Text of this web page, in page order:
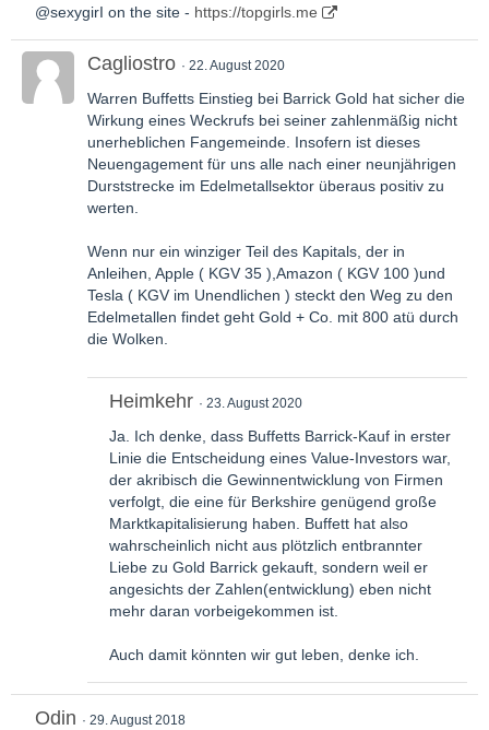
@sexygirI on the site - https://topgirls.me
Cagliostro 22. August 2020
Warren Buffetts Einstieg bei Barrick Gold hat sicher die
Wirkung eines Weckrufs bei seiner zahlenmäßig nicht
unerheblichen Fangemeinde. Insofern ist dieses
Neuengagement für uns alle nach einer neunjährigen
Durststrecke im Edelmetallsektor überaus positiv zu
werten.
Wenn nur ein winziger Teil des Kapitals, der in
Anleihen, Apple ( KGV 35 ),Amazon ( KGV 100 )und
Tesla ( KGV im Unendlichen ) steckt den Weg zu den
Edelmetallen findet geht Gold + Co. mit 800 atü durch
die Wolken.
Heimkehr 23. August 2020
Ja. Ich denke, dass Buffetts Barrick-Kauf in erster
Linie die Entscheidung eines Value-Investors war,
der akribisch die Gewinnentwicklung von Firmen
verfolgt, die eine für Berkshire genügend große
Marktkapitalisierung haben. Buffett hat also
wahrscheinlich nicht aus plötzlich entbrannter
Liebe zu Gold Barrick gekauft, sondern weil er
angesichts der Zahlen(entwicklung) eben nicht
mehr daran vorbeigekommen ist.
Auch damit könnten wir gut leben, denke ich.
Odin 29. August 2018